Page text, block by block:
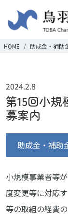
HOME 助成金・補助
2024.2.8
第15回小
募案内
助成金・補助
小規模事業者等
度変更等に対応
等の取組の経費